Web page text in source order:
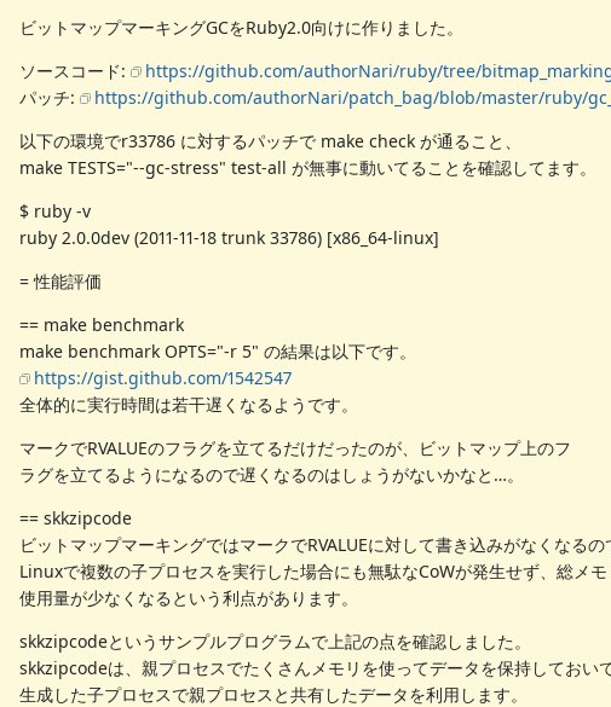
ビットマップマーキングGCをRuby2.0向けに作りました。
ソースコード:
https://github.com/authorNari/ruby/tree/
パッチ:
https://github.com/authorNari/patch_bag/blob/master/ruby/
以下の環境でr33786 に対するパッチで make check が通ること、
make TESTS="--gc-stress" test-all が無事に動いてることを確認してます。
$ ruby -v
ruby 2.0.0dev (2011-11-18 trunk 33786) [x86_64-linux]
= 性能評価
== make benchmark
make benchmark OPTS="-r 5" の結果は以下です。
https://gist.github.com/1542547
全体的に実行時間は若干遅くなるようです。
マークでRVALUEのフラグを立てるだけだったのが、ビットマップ上のフ
ラグを立てるようになるので遅くなるのはしょうがないかなと…。
== skkzipcode
ビットマップマーキングではマークでRVALUEに対して書き込みがなくなるの
Linuxで複数の子プロセスを実行した場合にも無駄なCoWが発生せず、総メモ
使用量が少なくなるという利点があります。
skkzipcodeというサンプルプログラムで上記の点を確認しました。
skkzipcodeは、親プロセスでたくさんメモリを使ってデータを保持しておいて
生成した子プロセスで親プロセスと共有したデータを利用します。